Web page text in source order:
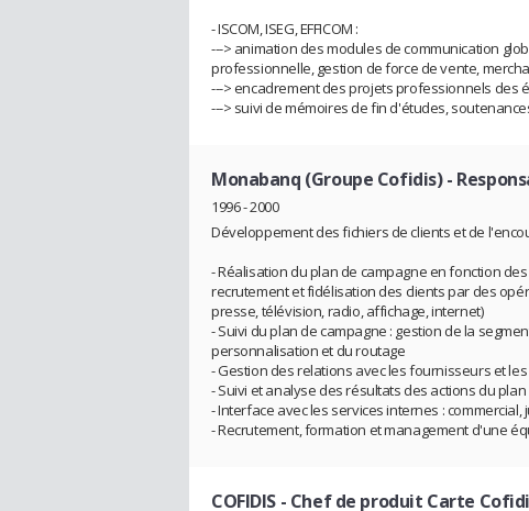
- ISCOM, ISEG, EFFICOM :
---> animation des modules de communication
professionnelle, gestion de force de vente,
---> encadrement des projets professionnels des
---> suivi de mémoires de fin d'études,
Monabanq (Groupe Cofidis)-
1996 - 2000
Développement des fichiers de clients et de
- Réalisation du plan de campagne en fonction
recrutement et fidélisation des clients par des
presse, télévision, radio, affichage, internet)
- Suivi du plan de campagne : gestion de la
personnalisation et du routage
- Gestion des relations avec les fournisseurs et
- Suivi et analyse des résultats des actions du plan
- Interface avec les services internes : commercial,
- Recrutement, formation et management d'une
COFIDIS - Chef de produit Carte